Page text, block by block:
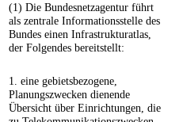
(1) Die Bundesnetzagentur führt
als zentrale Informationsstelle des
Bundes einen Infrastrukturatlas,
der Folgendes bereitstellt:
1. eine gebietsbezogene,
Planungszwecken dienende
Übersicht über Einrichtungen, die